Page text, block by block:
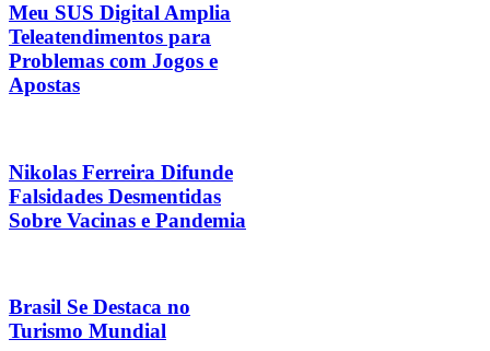
Meu SUS Digital Amplia
Teleatendimentos para
Problemas com Jogos e
Apostas
Nikolas Ferreira Difunde
Falsidades Desmentidas
Sobre Vacinas e Pandemia
Brasil Se Destaca no
Turismo Mundial